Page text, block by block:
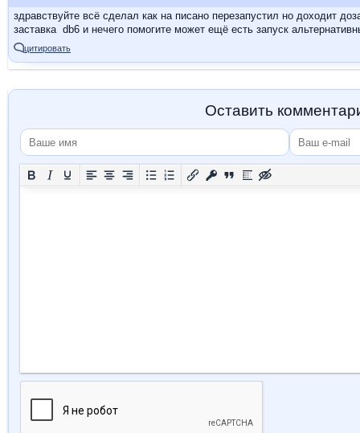
цитировать
здравствуйте всё сделал как на писано перезапустил но доходит
заставка db6 и нечего помогите может ещё есть запуск
Оставить